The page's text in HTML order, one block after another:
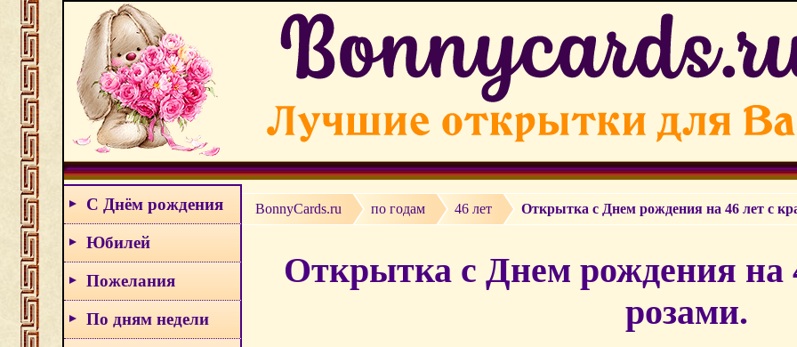
С Днём рождения
Юбилей
Пожелания
По дням недели
BonnyCards.ru по годам 46 лет Открытка с Днем рождения на 46 лет с
Открытка с Днем рождения на
розами.